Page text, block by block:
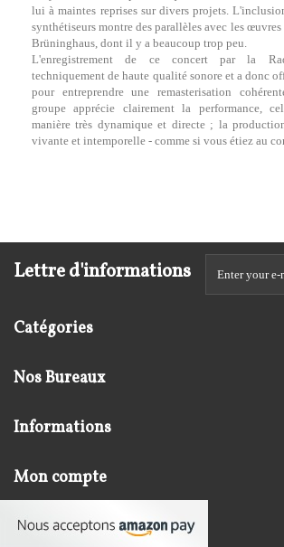
lui à maintes reprises sur divers projets.
synthétiseurs montre des parallèles avec les
Brüninghaus, dont il y a beaucoup trop peu.
L'enregistrement de ce concert par la
techniquement de haute qualité sonore et a donc
pour entreprendre une remasterisation
groupe apprécie clairement la performance,
manière très dynamique et directe ; la
vivante et intemporelle - comme si vous étiez au
Lettre d'informations
Catégories
Nos Bureaux
Informations
Mon compte